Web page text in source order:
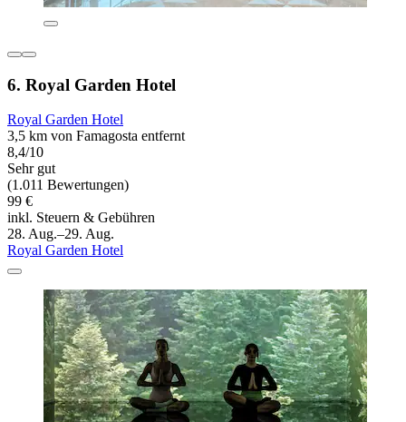
6. Royal Garden Hotel
Royal Garden Hotel
3,5 km von Famagosta entfernt
8,4/10
Sehr gut
(1.011 Bewertungen)
99 €
inkl. Steuern & Gebühren
28. Aug.–29. Aug.
Royal Garden Hotel